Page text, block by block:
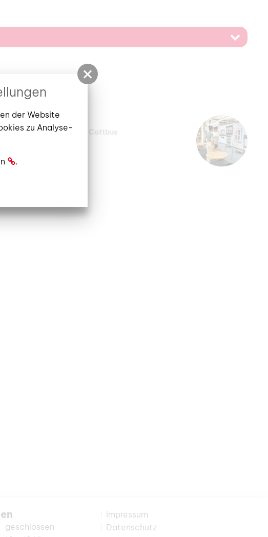
und Regionalbibliothek Cottbus
geschlossen
Impressum
Datenschutz
der Website
zu Analyse-
.